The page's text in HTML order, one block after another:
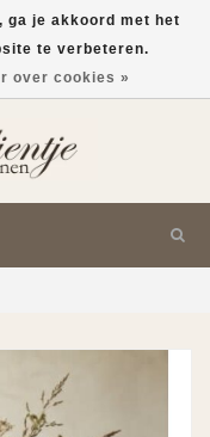
ga je akkoord met het
te verbeteren.
over cookies »